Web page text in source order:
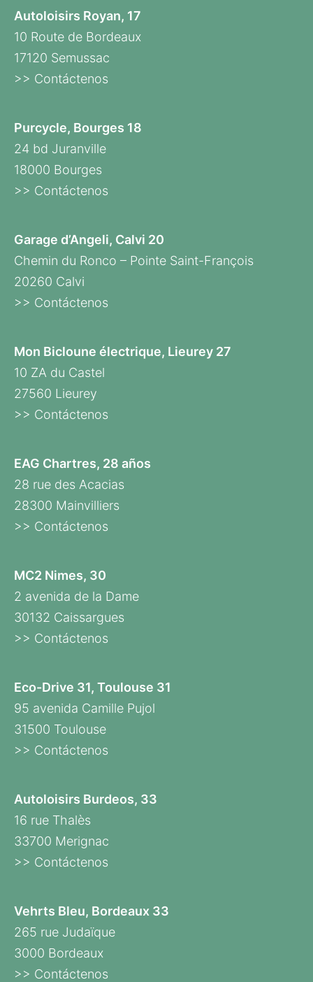
Autoloisirs Royan, 17
10 Route de Bordeaux
17120 Semussac
>> Contáctenos
Purcycle, Bourges 18
24 bd Juranville
18000 Bourges
>> Contáctenos
Garage d’Angeli, Calvi 20
Chemin du Ronco – Pointe Saint-François
20260 Calvi
>> Contáctenos
Mon Bicloune électrique, Lieurey 27
10 ZA du Castel
27560 Lieurey
>> Contáctenos
EAG Chartres, 28 años
28 rue des Acacias
28300 Mainvilliers
>> Contáctenos
MC2 Nimes, 30
2 avenida de la Dame
30132 Caissargues
>> Contáctenos
Eco-Drive 31, Toulouse 31
95 avenida Camille Pujol
31500 Toulouse
>> Contáctenos
Autoloisirs Burdeos, 33
16 rue Thalès
33700 Merignac
>> Contáctenos
Vehrts Bleu, Bordeaux 33
265 rue Judaïque
3000 Bordeaux
>> Contáctenos